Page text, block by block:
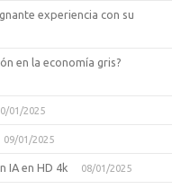
experiencia con su
en la economía gris?
01/2025
09/01/2025
IA en HD 4k 08/01/2025